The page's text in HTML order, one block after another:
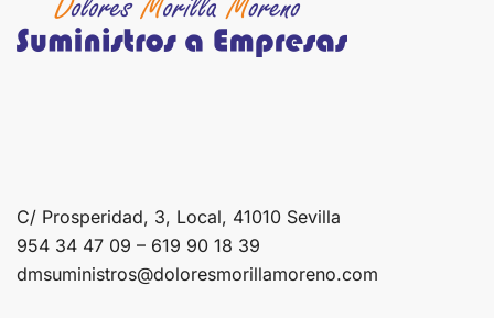
C/ Prosperidad, 3, Local, 41010 Sevilla
954 34 47 09 – 619 90 18 39
dmsuministros@doloresmorillamoreno.com